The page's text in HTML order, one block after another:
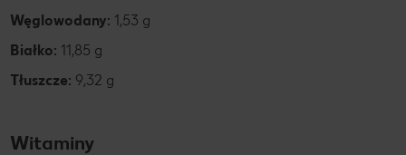
Węglowodany: 1,53 g
Białko: 11,85 g
Tłuszcze: 9,32 g
Witaminy